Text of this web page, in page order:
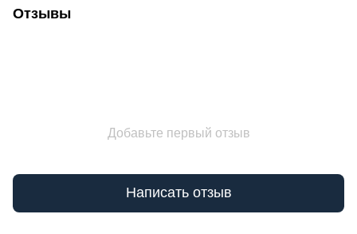
Отзывы
Добавьте первый отзыв
Написать отзыв